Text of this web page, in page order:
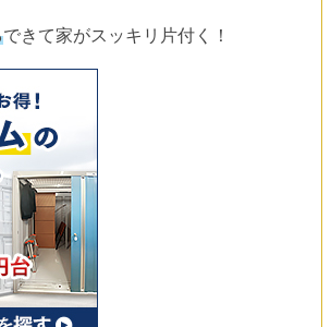
できて家がスッキリ片付く！